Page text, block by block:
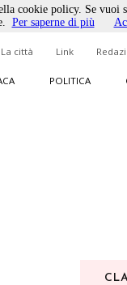
La città Link
POLITICA
cookie policy. Se vuoi
Per saperne di più